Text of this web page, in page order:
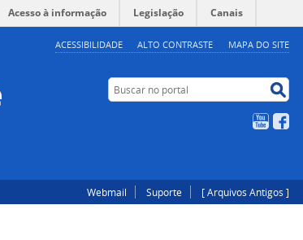
ACESSIBILIDADE ALTO CONTRASTE MAPA DO SITE
Acesso à informação Legislação Canais
Buscar no portal
YouTube
Webmail Suporte [ Arquivos Antigos ]